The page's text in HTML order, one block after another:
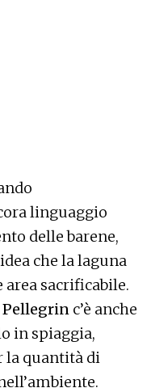
linguaggio
delle barene,
che la laguna
area sacrificabile.
Pellegrin c’è anche
in spiaggia,
la quantità di